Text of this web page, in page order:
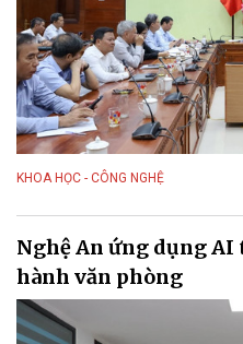
KHOA HỌC - CÔNG NGHỆ
Nghệ An ứng dụng AI
hành văn phòng